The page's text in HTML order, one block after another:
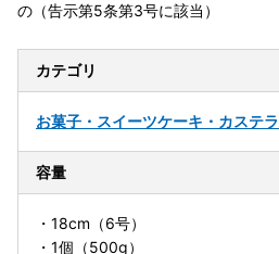
の（告示第5条第3号に該当）
カテゴリ
お菓子・スイーツケーキ・カステラ
容量
・18cm（6号）
・1個（500g）